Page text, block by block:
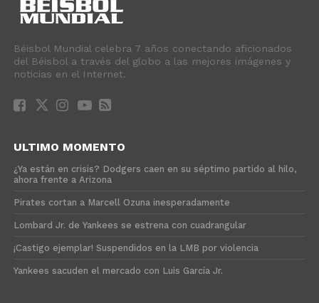
Béisbol Mundial celebra 7 años conectando aficionados
del Béisbol a través del globo a las mejores imágenes y
noticias en el Internet.
ULTIMO MOMENTO
¿Ya están en crisis? Dodgers caen en su séptimo partido al hilo,
ahora frente a Arizona
Pirates cortan a Marcell Ozuna inesperadamente
Lombard Jr. de Yankees se estrena con cuadrangular
¡Castigo ejemplar! Suspendidos en la LMB por violencia
Yankees sacuden el mercado con Luis García Jr.